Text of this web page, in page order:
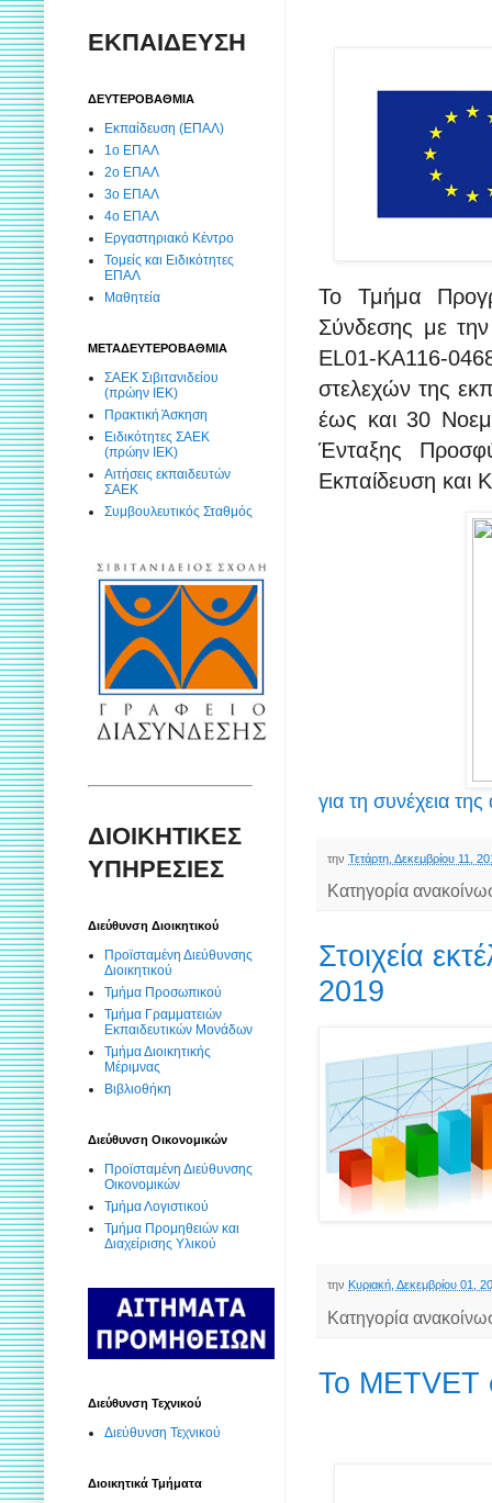
Το Τμήμα
Σύνδεσης με
EL01-KA116-
στελεχών της
έως και 30
Ένταξης
Εκπαίδευση και
για τη συνέχεια
την Τετάρτη, Δεκεμβρίου 11,
Κατηγορία
Στοιχεία
2019
την Κυριακή, Δεκεμβρίου 01,
Κατηγορία
Το
ΕΚΠΑΙΔΕΥΣΗ
ΔΕΥΤΕΡΟΒΑΘΜΙΑ
Εκπαίδευση (ΕΠΑΛ)
1ο ΕΠΑΛ
2ο ΕΠΑΛ
3ο ΕΠΑΛ
4ο ΕΠΑΛ
Εργαστηριακό Κέντρο
Τομείς και Ειδικότητες
ΕΠΑΛ
Μαθητεία
ΜΕΤΑΔΕΥΤΕΡΟΒΑΘΜΙΑ
ΣΑΕΚ Σιβιτανιδείου
(πρώην ΙΕΚ)
Πρακτική Άσκηση
Ειδικότητες ΣΑΕΚ
(πρώην ΙΕΚ)
Αιτήσεις εκπαιδευτών
ΣΑΕΚ
Συμβουλευτικός Σταθμός
ΔΙΟΙΚΗΤΙΚΕΣ
ΥΠΗΡΕΣΙΕΣ
Διεύθυνση Διοικητικού
Προϊσταμένη Διεύθυνσης
Διοικητικού
Τμήμα Προσωπικού
Τμήμα Γραμματειών
Εκπαιδευτικών Μονάδων
Τμήμα Διοικητικής
Μέριμνας
Βιβλιοθήκη
Διεύθυνση Οικονομικών
Προϊσταμένη Διεύθυνσης
Οικονομικών
Τμήμα Λογιστικού
Τμήμα Προμηθειών και
Διαχείρισης Υλικού
Διεύθυνση Τεχνικού
Διεύθυνση Τεχνικού
Διοικητικά Τμήματα